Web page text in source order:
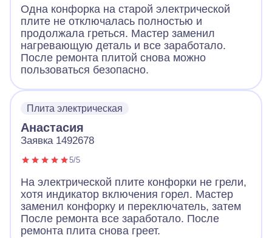
Одна конфорка на старой электрической
плите не отключалась полностью и
продолжала греться. Мастер заменил
нагревающую деталь и все заработало.
После ремонта плитой снова можно
пользоваться безопасно.
Плита электрическая
Анастасия
Заявка 1492678
5/5
На электрической плите конфорки не грели,
хотя индикатор включения горел. Мастер
заменил конфорку и переключатель, затем
После ремонта все заработало. После
ремонта плита снова греет.